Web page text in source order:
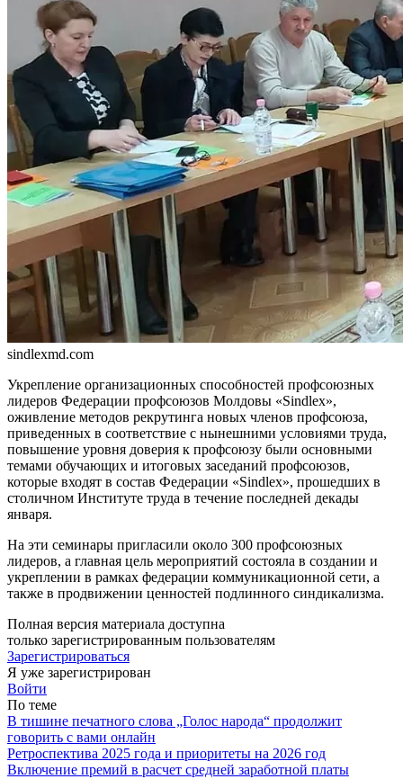
sindlexmd.com
Укрепление организационных способ­ностей профсоюзных
лидеров Федера­ции профсоюзов Молдовы «Sindlex»,
оживление методов рекрутинга но­вых членов профсоюза,
приведенных в соответствие с нынешними условия­ми труда,
повышение уровня доверия к профсоюзу были основными
тема­ми обучающих и итоговых заседаний профсоюзов,
которые входят в состав Федерации «Sindlex», прошедших в
столичном Институте труда в течение последней декады
января.
На эти семинары пригласили около 300 профсоюзных
лидеров, а главная цель ме­роприятий состояла в создании и
укрепле­нии в рамках федерации коммуникацион­ной сети, а
также в продвижении ценнос­тей подлинного синдикализма.
Полная версия материала доступна
только зарегистрированным пользователям
Зарегистрироваться
Я уже зарегистрирован
Войти
По теме
В тишине печатного слова „Голос народа“ продолжит
говорить с вами онлайн
Ретроспектива 2025 года и приоритеты на 2026 год
Включение премий в расчет средней заработной платы